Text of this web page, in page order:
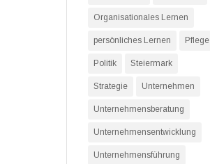
Organisationales Lernen
persönliches Lernen Pflege
Politik Steiermark
Strategie Unternehmen
Unternehmensberatung
Unternehmensentwicklung
Unternehmensführung